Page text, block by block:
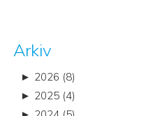
Arkiv
► 2026 (8)
► 2025 (4)